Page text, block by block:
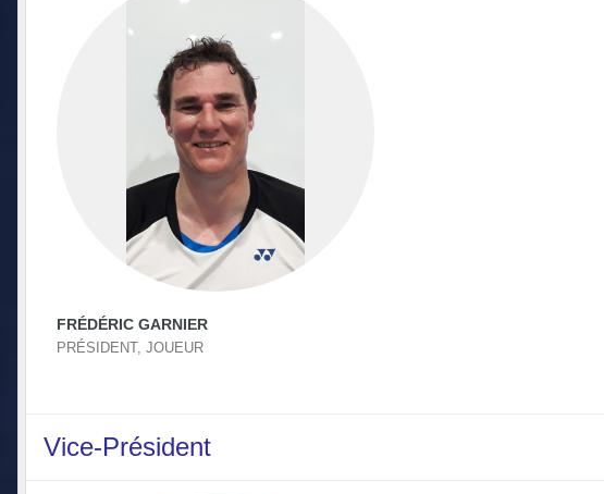
FRÉDÉRIC GARNIER
PRÉSIDENT, JOUEUR
Vice-Président